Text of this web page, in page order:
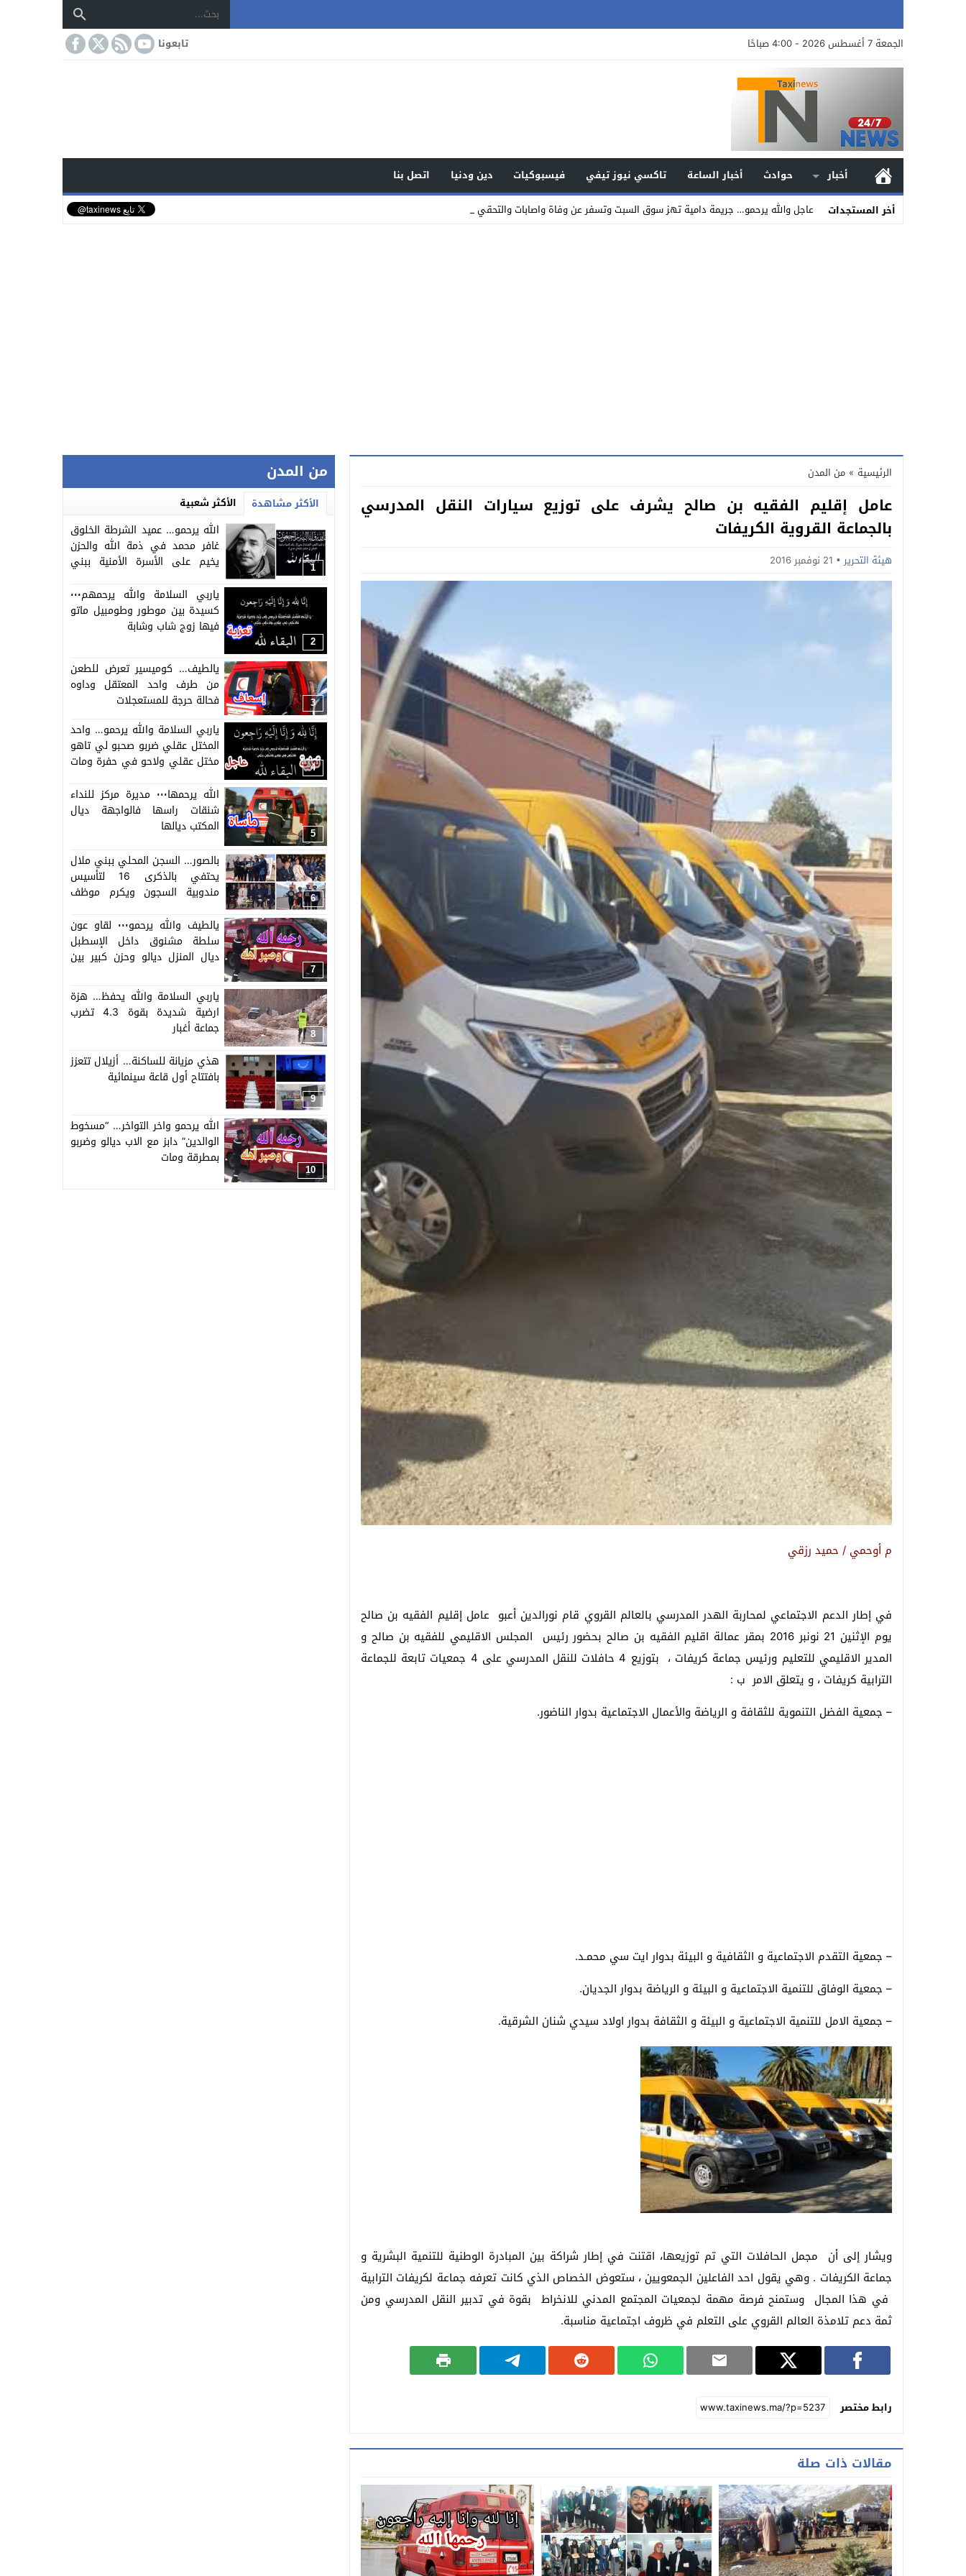
الجمعة 7 أغسطس 2026 - 4:00 صباحًا تابعونا
أخبار حوادث أخبار الساعة تاكسي نيوز تيفي فيسبوكيات دين ودنيا
اتصل بنا
أخر المستجدات
عاجل والله يرحمو… جريمة دامية تهز سوق السبت وتسفر عن وفاة واصابات والتحقيقات جارية ( تفاصيل _
الرئيسية » من المدن
عامل إقليم الفقيه بن صالح يشرف على توزيع سيارات النقل المدرسي
بالجماعة القروية الكريفات
هيئة التحرير 21 نوفمبر 2016
م أوحمي / حميد رزقي
في إطار الدعم الاجتماعي لمحاربة الهدر المدرسي بالعالم القروي قام نورالدين أعبو عامل إقليم الفقيه بن صالح
يوم الإثنين 21 نونبر 2016 بمقر عمالة اقليم الفقيه بن صالح بحضور رئيس المجلس الاقليمي للفقيه بن صالح و
المدير الاقليمي للتعليم ورئيس جماعة كريفات ، بتوزيع 4 حافلات للنقل المدرسي على 4 جمعيات تابعة للجماعة
الترابية كريفات ، و يتعلق الامر ب :
– جمعية الفضل التنموية للثقافة و الرياضة والأعمال الاجتماعية بدوار الناضور.
– جمعية التقدم الاجتماعية و الثقافية و البيئة بدوار ايت سي محمـد.
– جمعية الوفاق للتنمية الاجتماعية و البيئة و الرياضة بدوار الجديان.
– جمعية الامل للتنمية الاجتماعية و البيئة و الثقافة بدوار اولاد سيدي شنان الشرقية.
ويشار إلى أن مجمل الحافلات التي تم توزيعها، اقتنت في إطار شراكة بين المبادرة الوطنية للتنمية البشرية و
جماعة الكريفات . وهي يقول احد الفاعلين الجمعويين ، ستعوض الخصاص الذي كانت تعرفه جماعة لكريفات الترابية
في هذا المجال وستمنح فرصة مهمة لجمعيات المجتمع المدني للانخراط بقوة في تدبير النقل المدرسي ومن
ثمة دعم تلامذة العالم القروي على التعلم في ظروف اجتماعية مناسبة.
رابط مختصر
مقالات ذات صلة
من المدن
الأكثر مشاهدة الأكثر شعبية
1
الله يرحمو… عميد الشرطة الخلوق
غافر محمد في ذمة الله والحزن
يخيم على الأسرة الأمنية ببني
2
ياربي السلامة والله يرحمهم٠٠٠
كسيدة بين موطور وطومبيل ماتو
فيها زوج شاب وشابة
3
يالطيف… كوميسير تعرض للطعن
من طرف واحد المعتقل وداوه
فحالة حرجة للمستعجلات
4
ياربي السلامة والله يرحمو… واحد
المختل عقلي ضربو صحبو لي تاهو
مختل عقلي ولاحو في حفرة ومات
حصرية=
5
الله يرحمها٠٠٠ مديرة مركز للنداء
شنقات راسها فالواجهة ديال
المكتب ديالها
6
بالصور… السجن المحلي ببني ملال
يحتفي بالذكرى 16 لتأسيس
مندوبية السجون ويكرم موظف
بمجهودات الموظفين والموظفات
بالسجن
7
يالطيف والله يرحمو٠٠٠ لقاو عون
سلطة مشنوق داخل الإسطبل
ديال المنزل ديالو وحزن كبير بين
8
ياربي السلامة والله يحفظ… هزة
ارضية شديدة بقوة 4.3 تضرب
جماعة أغبار
9
هذي مزيانة للساكنة… أزيلال تتعزز
بافتتاح أول قاعة سينمائية
10
الله يرحمو واخر التواخر… “مسخوط
الوالدين” دابز مع الاب ديالو وضربو
بمطرقة ومات